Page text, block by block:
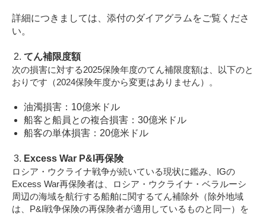
詳細につきましては、添付のダイアグラムをご覧くださ
い。
てん補限度額
次の損害に対する2025保険年度のてん補限度額は、以下のと
おりです（2024保険年度から変更はありません）。
油濁損害：10億米ドル
船客と船員との複合損害：30億米ドル
船客の単体損害：20億米ドル
Excess War P&I再保険
ロシア・ウクライナ戦争が続いている現状に鑑み、IGの
Excess War再保険者は、ロシア・ウクライナ・ベラルーシ
周辺の海域を航行する船舶に関するてん補除外（除外地域
は、P&I戦争保険の再保険者が適用しているものと同一）を